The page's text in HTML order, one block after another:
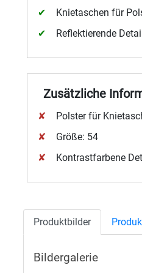
Knietaschen für
Reflektierende
Zusätzliche
Polster für
Größe: 54
Kontrastfarbene
Produktbilder
Bildergalerie